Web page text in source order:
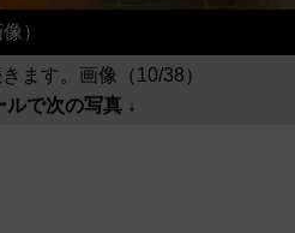
）
ます。画像（10/38）
ルで次の写真 ↓